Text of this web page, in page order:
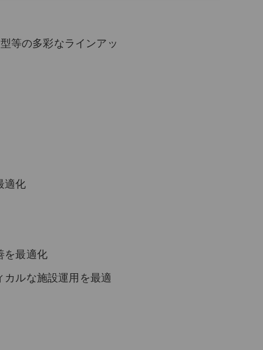
等の多彩なラインアッ
適化
を最適化
ルな施設運用を最適